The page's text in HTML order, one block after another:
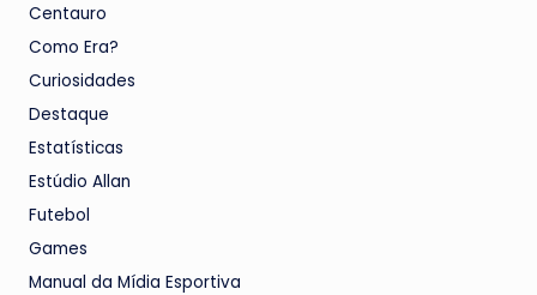
Centauro
Como Era?
Curiosidades
Destaque
Estatísticas
Estúdio Allan
Futebol
Games
Manual da Mídia Esportiva